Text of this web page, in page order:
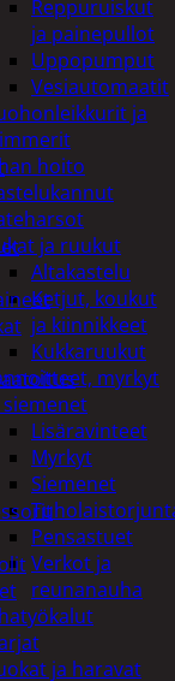
Reppuruiskut
ja painepullot
Uppopumput
Vesiautomaatit
ja
hoito
ja ruukut
Altakastelu
Ketjut, koukut
ja kiinnikkeet
Kukkaruukut
myrkyt
siemenet
Lisäravinteet
Myrkyt
Siemenet
Pensastuet
Verkot ja
reunanauha
ja haravat